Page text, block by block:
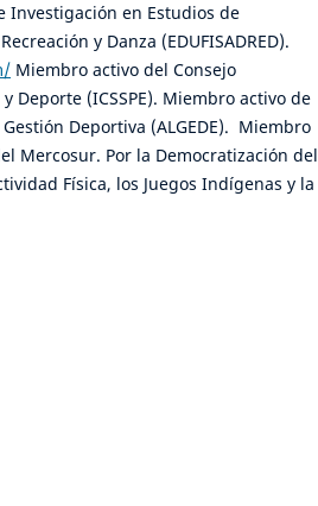
Investigación en Estudios de
y Danza (EDUFISADRED).
Miembro activo del Consejo
Deporte (ICSSPE). Miembro activo de
Deportiva (ALGEDE). Miembro
Mercosur. Por la Democratización del
Física, los Juegos Indígenas y la